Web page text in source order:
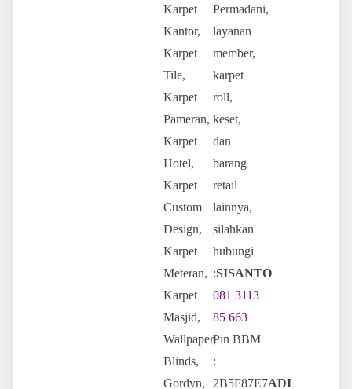
Permadani,
layanan
member,
karpet
roll,
keset,
dan
barang
retail
lainnya,
silahkan
hubungi
:SISANTO
081 3113
85 663
Pin BBM
:
2B5F87E7ADI
Karpet
Kantor,
Karpet
Tile,
Karpet
Pameran,
Karpet
Hotel,
Karpet
Custom
Design,
Karpet
Meteran,
Karpet
Masjid,
Wallpaper,
Blinds,
Gordyn,